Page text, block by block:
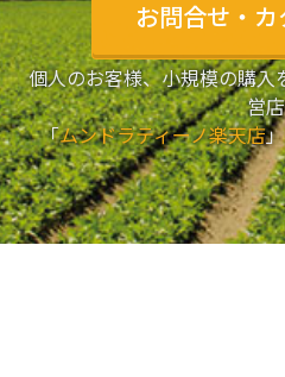
お問合せ・
個人のお客様、小規模の購
営店
「ムンドラティーノ楽天店